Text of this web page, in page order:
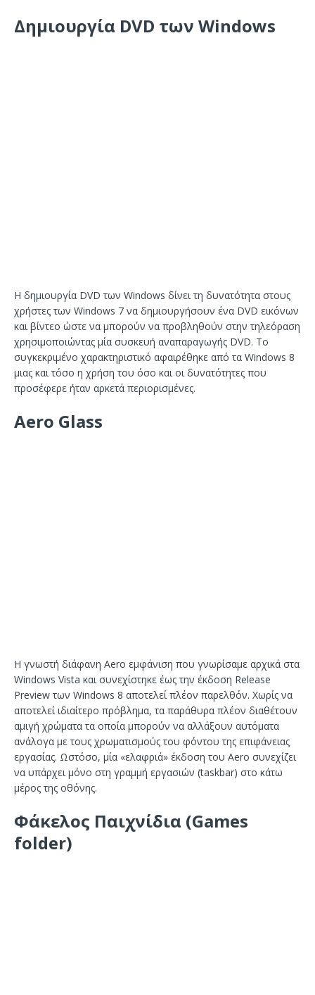
Δημιουργία DVD των Windows
Η δημιουργία DVD των Windows δίνει τη δυνατότητα στους
χρήστες των Windows 7 να δημιουργήσουν ένα DVD εικόνων
και βίντεο ώστε να μπορούν να προβληθούν στην τηλεόραση
χρησιμοποιώντας μία συσκευή αναπαραγωγής DVD. Το
συγκεκριμένο χαρακτηριστικό αφαιρέθηκε από τα Windows 8
μιας και τόσο η χρήση του όσο και οι δυνατότητες που
προσέφερε ήταν αρκετά περιορισμένες.
Aero Glass
Η γνωστή διάφανη Aero εμφάνιση που γνωρίσαμε αρχικά στα
Windows Vista και συνεχίστηκε έως την έκδοση Release
Preview των Windows 8 αποτελεί πλέον παρελθόν. Χωρίς να
αποτελεί ιδιαίτερο πρόβλημα, τα παράθυρα πλέον διαθέτουν
αμιγή χρώματα τα οποία μπορούν να αλλάξουν αυτόματα
ανάλογα με τους χρωματισμούς του φόντου της επιφάνειας
εργασίας. Ωστόσο, μία «ελαφριά» έκδοση του Aero συνεχίζει
να υπάρχει μόνο στη γραμμή εργασιών (taskbar) στο κάτω
μέρος της οθόνης.
Φάκελος Παιχνίδια (Games
folder)